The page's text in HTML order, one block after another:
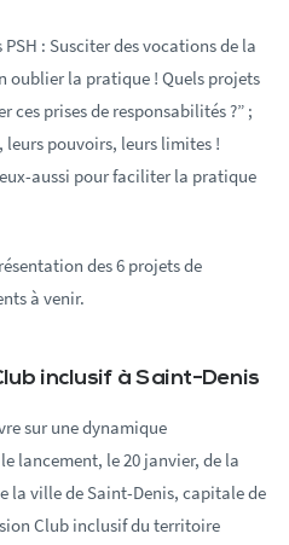
: Susciter des vocations de la
oublier la pratique ! Quels projets
prises de responsabilités ?” ;
leurs pouvoirs, leurs limites !
aussi pour faciliter la pratique
des 6 projets de
à venir.
inclusif à Saint-Denis
sur une dynamique
lancement, le 20 janvier, de la
la ville de Saint-Denis, capitale de
Club inclusif du territoire